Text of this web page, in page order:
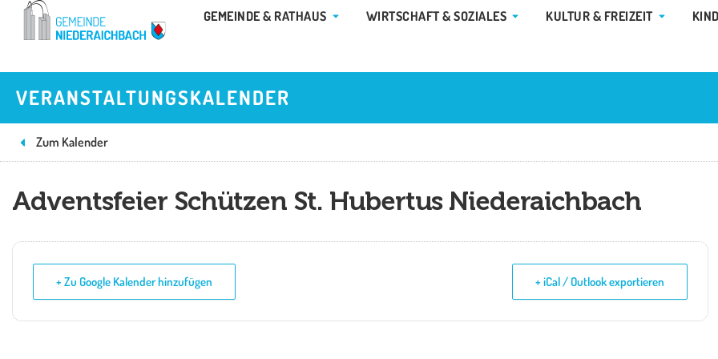
Zum
GEMEINDE & RATHAUS ÖFFNE GEMEINDE & RATHAUS
WIRTSCHAFT & SOZIALES ÖFFNE WIRTSCHAFT & SOZIALES
KULTUR & FREIZEIT ÖFFNE
VERANSTALTUNGSKALENDER
Zum Kalender
Adventsfeier Schützen St. Hubertus Niederaichbach
+ Zu Google Kalender hinzufügen + iCal / Outlook exportieren